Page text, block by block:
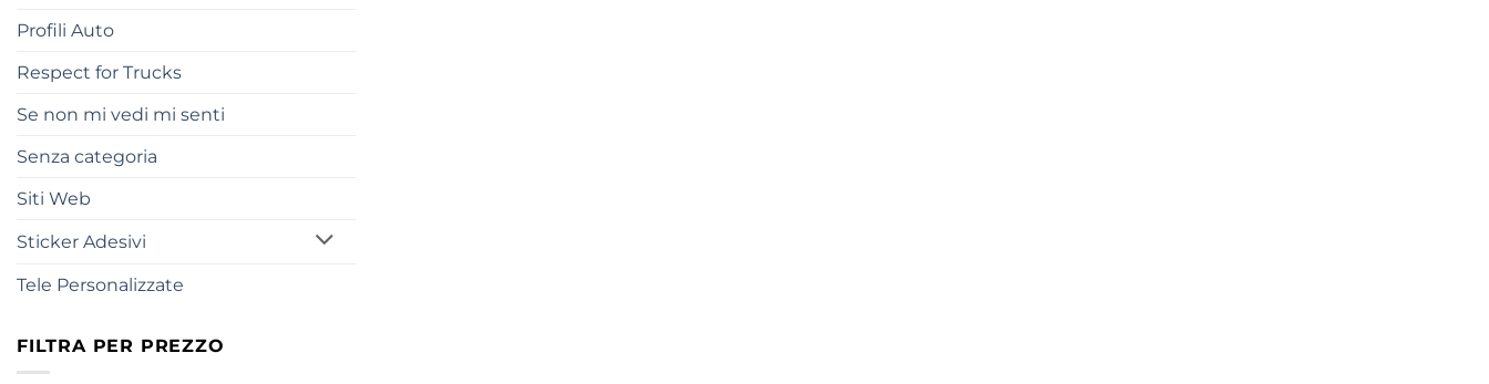
Profili Auto
Respect for Trucks
Se non mi vedi mi senti
Senza categoria
Siti Web
Sticker Adesivi
Tele Personalizzate
FILTRA PER PREZZO